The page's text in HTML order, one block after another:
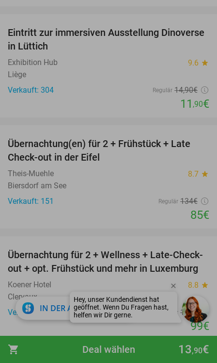
shopping_cart 13,90€
Deal wählen
20%
Eintritt zur immersiven Ausstellung Dinoverse
in Lüttich
Exhibition Hub 9.6 star
Liège
Verkauft: 304
Regulär 14,90€
11 ,90€
37%
Übernachtung(en) für 2 + Frühstück + Late
Check-out in der Eifel
Theis-Muehle 8.7 star
Biersdorf am See
Verkauft: 151
Regulär 134€
85€
17%
Übernachtung für 2 + Wellness + Late-Check-
out + opt. Frühstück und mehr in Luxemburg
Koener Hotel 8.8 star
Clervaux
Verkauft: 1.256
Regulär 119€
99€
favorite_border
IN DER APP ÖFFNEN close